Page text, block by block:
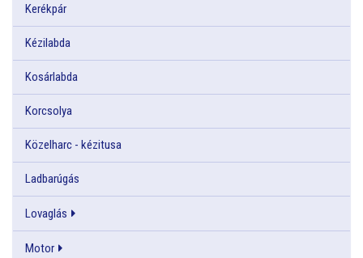
Kerékpár
Kézilabda
Kosárlabda
Korcsolya
Közelharc - kézitusa
Ladbarúgás
Lovaglás
Motor